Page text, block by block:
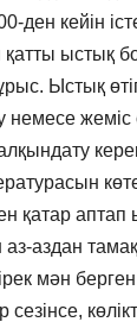
ден кейін
ыстық
Ыстық өтіп
қатар
аздан
мән